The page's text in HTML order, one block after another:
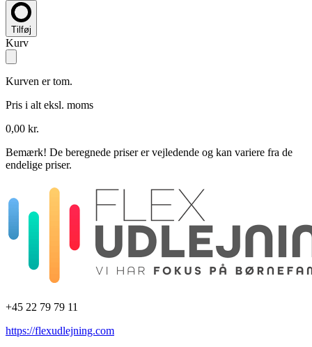
Tilføj
Kurv
Kurven er tom.
Pris i alt eksl. moms
0,00 kr.
Bemærk! De beregnede priser er vejledende og kan variere fra de
endelige priser.
+45 22 79 79 11
https://flexudlejning.com